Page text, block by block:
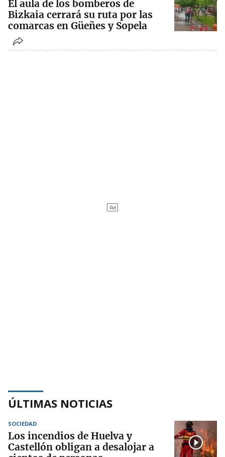
El aula de los bomberos de
Bizkaia cerrará su ruta por las
comarcas en Güeñes y Sopela
ÚLTIMAS NOTICIAS
SOCIEDAD
Los incendios de Huelva y
Castellón obligan a desalojar a